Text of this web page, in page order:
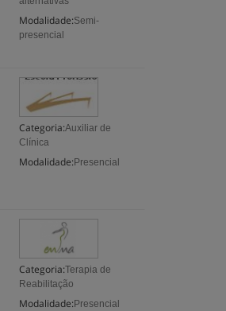
Modalidade:Semi-
presencial
Categoria:Auxiliar de
Clínica
Modalidade: Presencial
Categoria:Terapia de
Reabilitação
Modalidade: Presencial